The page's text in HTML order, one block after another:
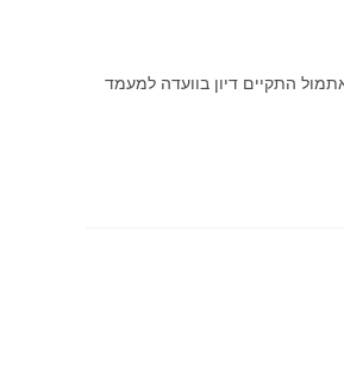
התקיים דיון בוועדה למעמד